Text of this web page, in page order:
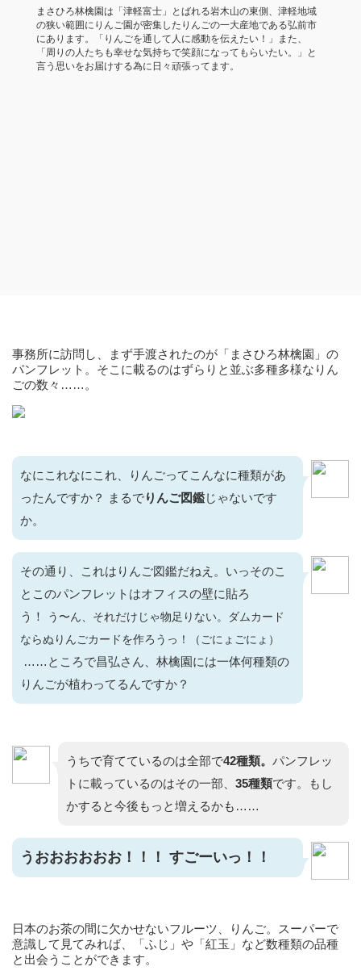
まさひろ林檎園は「津軽富士」とばれる岩木山の東側、津軽地域
の狭い範囲にりんご園が密集したりんごの一大産地である弘前市
にあります。「りんごを通して人に感動を伝えたい！」また、
「周りの人たちも幸せな気持ちで笑顔になってもらいたい。」と
言う思いをお届けする為に日々頑張ってます。
事務所に訪問し、まず手渡されたのが「まさひろ林檎園」の
パンフレット。そこに載るのはずらりと並ぶ多種多様なりん
ごの数々……。
なにこれなにこれ、りんごってこんなに種類があ
ったんですか？ まるでりんご図鑑じゃないです
か。
その通り、これはりんご図鑑だねえ。いっそのこ
とこのパンフレットはオフィスの壁に貼ろ
う！
う〜ん、それだけじゃ物足りない。ダムカード
ならぬりんごカードを作ろうっ！（ごにょごにょ）
……ところで昌弘さん、林檎園には一体何種類の
りんごが植わってるんですか？
うちで育てているのは全部で42種類。 パンフレッ
トに載っているのはその一部、 35種類です。もし
かすると今後もっと増えるかも……
うおおおおおお！！！ すごーいっ！！
日本のお茶の間に欠かせないフルーツ、りんご。スーパーで
意識して見てみれば、「ふじ」や「紅玉」など数種類の品種
と出会うことができます。